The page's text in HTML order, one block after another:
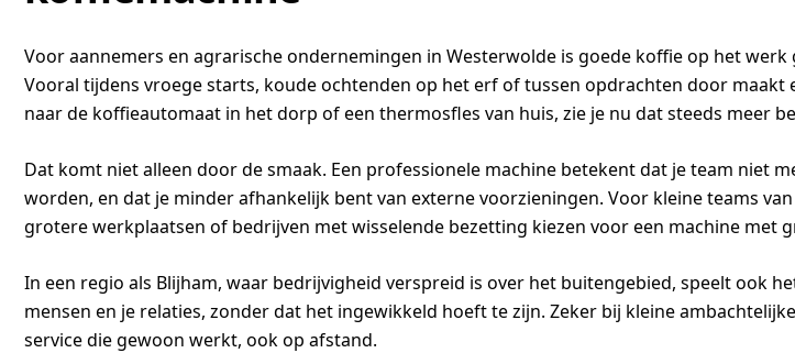
Voor aannemers en agrarische ondernemingen in Westerwolde is goede koffie op het
Vooral tijdens vroege starts, koude ochtenden op het erf of tussen opdrachten door
naar de koffieautomaat in het dorp of een thermosfles van huis, zie je nu dat steeds meer
Dat komt niet alleen door de smaak. Een professionele machine betekent dat je team niet
worden, en dat je minder afhankelijk bent van externe voorzieningen. Voor kleine teams
grotere werkplaatsen of bedrijven met wisselende bezetting kiezen voor een machine met
In een regio als Blijham, waar bedrijvigheid verspreid is over het buitengebied, speelt ook
mensen en je relaties, zonder dat het ingewikkeld hoeft te zijn. Zeker bij kleine
service die gewoon werkt, ook op afstand.